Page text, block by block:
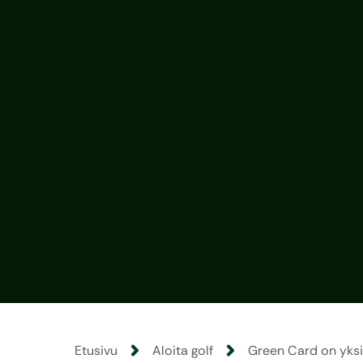
Etusivu Aloita golf Green Card on